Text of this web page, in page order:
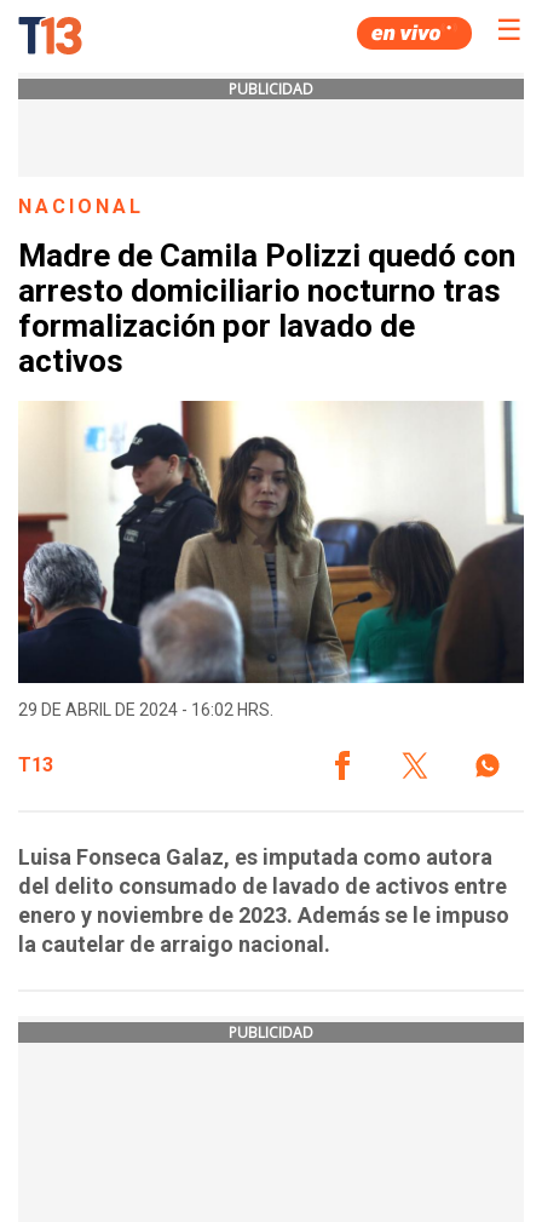
☰
PUBLICIDAD
NACIONAL
Madre de Camila Polizzi quedó con
arresto domiciliario nocturno tras
formalización por lavado de
activos
29 DE ABRIL DE 2024 - 16:02 HRS.
T13
Luisa Fonseca Galaz, es imputada como autora
del delito consumado de lavado de activos entre
enero y noviembre de 2023. Además se le impuso
la cautelar de arraigo nacional.
PUBLICIDAD